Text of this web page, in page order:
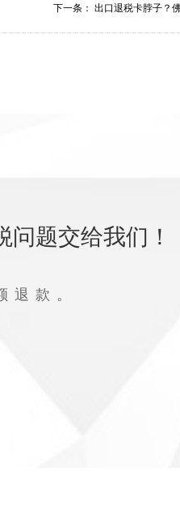
下一条： 出口退税卡脖子？
题交给我们！
退款。